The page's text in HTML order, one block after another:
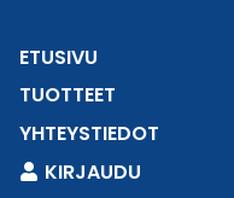
ETUSIVU
TUOTTEET
YHTEYSTIEDOT
KIRJAUDU